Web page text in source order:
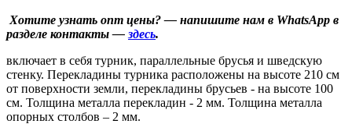
️ Хотите узнать опт цены? — напишите нам в WhatsApp в
разделе контакты — здесь.
включает в себя турник, параллельные брусья и шведскую
стенку. Перекладины турника расположены на высоте 210 см
от поверхности земли, перекладины брусьев - на высоте 100
см. Толщина металла перекладин - 2 мм. Толщина металла
опорных столбов – 2 мм.